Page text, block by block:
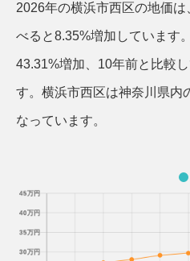
2026年の横浜市西区の地価は
べると8.35%増加しています
43.31%増加、10年前と比較
す。横浜市西区は神奈川県内
なっています。